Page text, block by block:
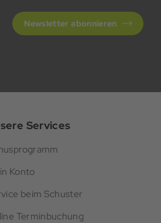
Newsletter abonnieren
Services
Konto
beim Schuster
Terminbuchung